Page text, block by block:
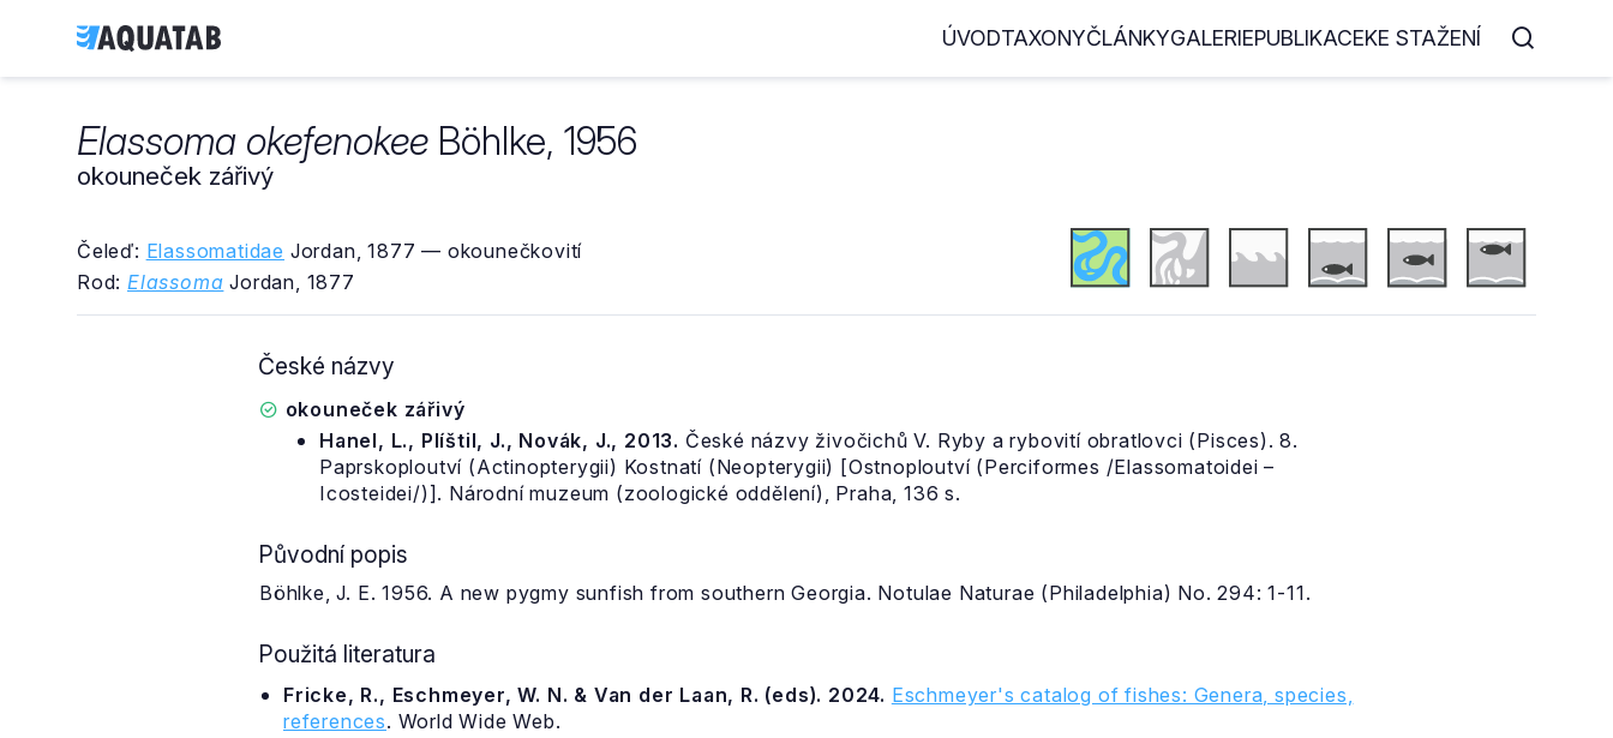
ÚVODTAXONYČLÁNKYGALERIEPUBLIKACEKE STAŽENÍ
Elassoma okefenokee Böhlke, 1956
okouneček zářivý
Čeleď: Elassomatidae Jordan, 1877 — okounečkovití
Rod: Elassoma Jordan, 1877
České názvy
okouneček zářivý
Hanel, L., Plíštil, J., Novák, J., 2013. České názvy živočichů V. Ryby a rybovití obratlovci (Pisces). 8.
Paprskoploutví (Actinopterygii) Kostnatí (Neopterygii) [Ostnoploutví (Perciformes /Elassomatoidei –
Icosteidei/)]. Národní muzeum (zoologické oddělení), Praha, 136 s.
Původní popis
Böhlke, J. E. 1956. A new pygmy sunfish from southern Georgia. Notulae Naturae (Philadelphia) No. 294: 1-11.
Použitá literatura
Fricke, R., Eschmeyer, W. N. & Van der Laan, R. (eds). 2024. Eschmeyer's catalog of fishes: Genera, species,
references. World Wide Web.